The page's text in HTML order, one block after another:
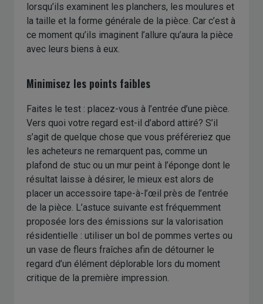
lorsqu’ils examinent les planchers, les moulures et
la taille et la forme générale de la pièce. Car c’est à
ce moment qu’ils imaginent l’allure qu’aura la pièce
avec leurs biens à eux.
Minimisez les points faibles
Faites le test : placez-vous à l’entrée d’une pièce.
Vers quoi votre regard est-il d’abord attiré? S’il
s’agit de quelque chose que vous préféreriez que
les acheteurs ne remarquent pas, comme un
plafond de stuc ou un mur peint à l’éponge dont le
résultat laisse à désirer, le mieux est alors de
placer un accessoire tape-à-l’œil près de l’entrée
de la pièce. L’astuce suivante est fréquemment
proposée lors des émissions sur la valorisation
résidentielle : utiliser un bol de pommes vertes ou
un vase de fleurs fraîches afin de détourner le
regard d’un élément déplorable lors du moment
critique de la première impression.